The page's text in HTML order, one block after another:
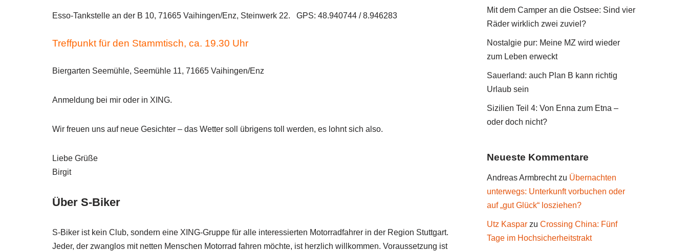
Esso-Tankstelle an der B 10, 71665 Vaihingen/Enz, Steinwerk 22. GPS: 48.940744 / 8.946283
Treffpunkt für den Stammtisch, ca. 19.30 Uhr
Biergarten Seemühle, Seemühle 11, 71665 Vaihingen/Enz
Anmeldung bei mir oder in XING.
Wir freuen uns auf neue Gesichter – das Wetter soll übrigens toll werden, es lohnt sich also.
Liebe Grüße
Birgit
Über S-Biker
S-Biker ist kein Club, sondern eine XING-Gruppe für alle interessierten Motorradfahrer in der Region Stuttgart.
Jeder, der zwanglos mit netten Menschen Motorrad fahren möchte, ist herzlich willkommen. Voraussetzung ist
Mit dem Camper an die Ostsee: Sind vier
Räder wirklich zwei zuviel?
Nostalgie pur: Meine MZ wird wieder
zum Leben erweckt
Sauerland: auch Plan B kann richtig
Urlaub sein
Sizilien Teil 4: Von Enna zum Etna –
oder doch nicht?
Neueste Kommentare
Andreas Armbrechtzu Übernachten
unterwegs: Unterkunft vorbuchen oder
auf „gut Glück“ losziehen?
Utz Kaspar zu Crossing China: Fünf
Tage im Hochsicherheitstrakt